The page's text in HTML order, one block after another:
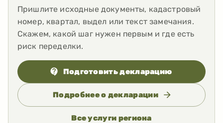
Пришлите исходные документы, кадастровый
номер, квартал, выдел или текст замечания.
Скажем, какой шаг нужен первым и где есть
риск переделки.
Подготовить декларацию
Подробнее о декларации
Все услуги региона